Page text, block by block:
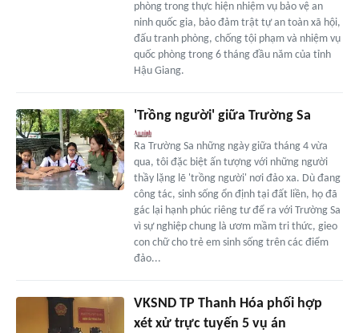
phòng trong thực hiện nhiệm vụ bảo vệ an
ninh quốc gia, bảo đảm trật tự an toàn xã hội,
đấu tranh phòng, chống tội phạm và nhiệm vụ
quốc phòng trong 6 tháng đầu năm của tỉnh
Hậu Giang.
'Trồng người' giữa Trường Sa
Ra Trường Sa những ngày giữa tháng 4 vừa
qua, tôi đặc biệt ấn tượng với những người
thầy lặng lẽ 'trồng người' nơi đảo xa. Dù đang
công tác, sinh sống ổn định tại đất liền, họ đã
gác lại hạnh phúc riêng tư để ra với Trường Sa
vì sự nghiệp chung là ươm mầm tri thức, gieo
con chữ cho trẻ em sinh sống trên các điểm
đảo...
VKSND TP Thanh Hóa phối hợp
xét xử trực tuyến 5 vụ án